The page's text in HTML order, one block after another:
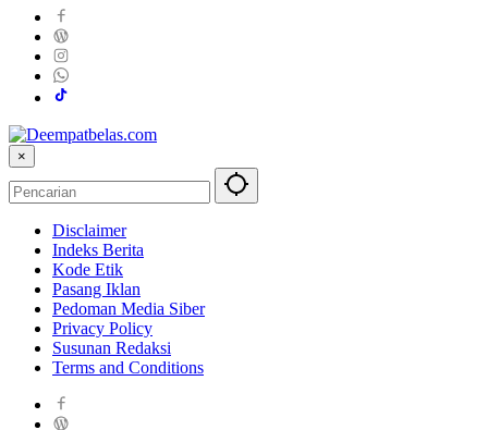
×
Disclaimer
Indeks Berita
Kode Etik
Pasang Iklan
Pedoman Media Siber
Privacy Policy
Susunan Redaksi
Terms and Conditions